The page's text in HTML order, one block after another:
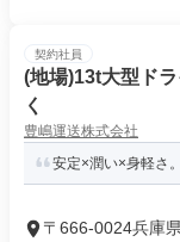
契約社員
(地場)13t大型ド
く
豊嶋運送株式会社
安定×潤い×身軽さ
〒666-0024兵庫